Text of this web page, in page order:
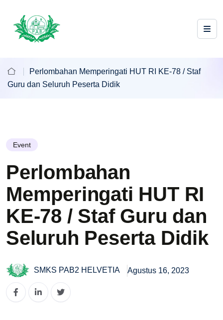
Perlombahan Memperingati HUT RI KE-78 / Staf
Guru dan Seluruh Peserta Didik
Event
Perlombahan
Memperingati HUT RI
KE-78 / Staf Guru dan
Seluruh Peserta Didik
SMKS PAB2 HELVETIA Agustus 16, 2023